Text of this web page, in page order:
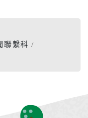
聯繫科